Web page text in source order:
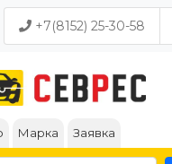
+7(8152) 25-30-58
Марка Заявка